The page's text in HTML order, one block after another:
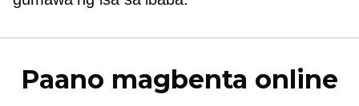
Paano magbenta online